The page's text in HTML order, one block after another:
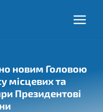
новим Головою
місцевих та
Президентові